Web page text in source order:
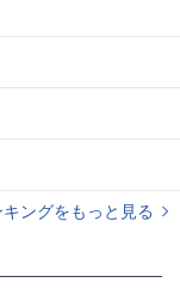
ングをもっと見る